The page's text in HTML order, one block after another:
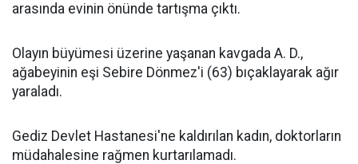
arasında evinin önünde tartışma çıktı.
Olayın büyümesi üzerine yaşanan kavgada A. D.,
ağabeyinin eşi Sebire Dönmez'i (63) bıçaklayarak ağır
yaraladı.
Gediz Devlet Hastanesi'ne kaldırılan kadın, doktorların
müdahalesine rağmen kurtarılamadı.